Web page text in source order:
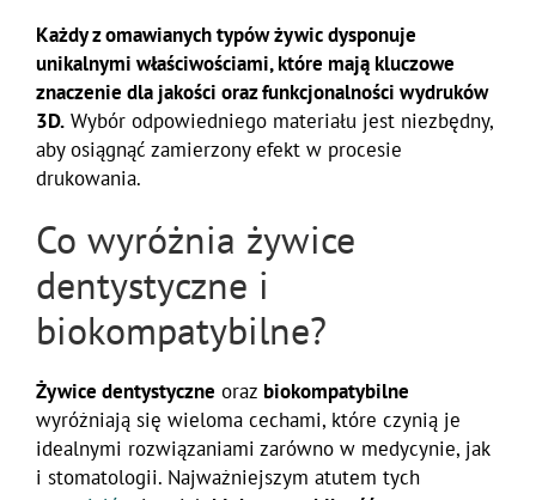
Każdy z omawianych typów żywic dysponuje
unikalnymi właściwościami, które mają kluczowe
znaczenie dla jakości oraz funkcjonalności wydruków
3D. Wybór odpowiedniego materiału jest niezbędny,
aby osiągnąć zamierzony efekt w procesie
drukowania.
Co wyróżnia żywice
dentystyczne i
biokompatybilne?
Żywice dentystyczne oraz biokompatybilne
wyróżniają się wieloma cechami, które czynią je
idealnymi rozwiązaniami zarówno w medycynie, jak
i stomatologii. Najważniejszym atutem tych